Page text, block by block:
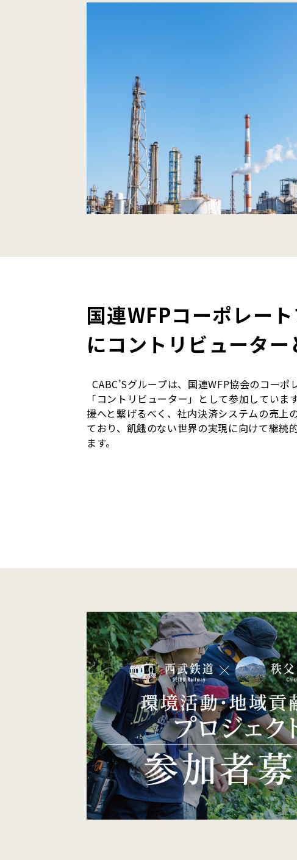
国連WFPコーポレー
にコントリビューター
CABC’Sグループは、国連WFP協会のコーポ
「コントリビューター」として参加していま
援へと繋げるべく、社内決済システムの売上
ており、飢餓のない世界の実現に向けて継続
ます。